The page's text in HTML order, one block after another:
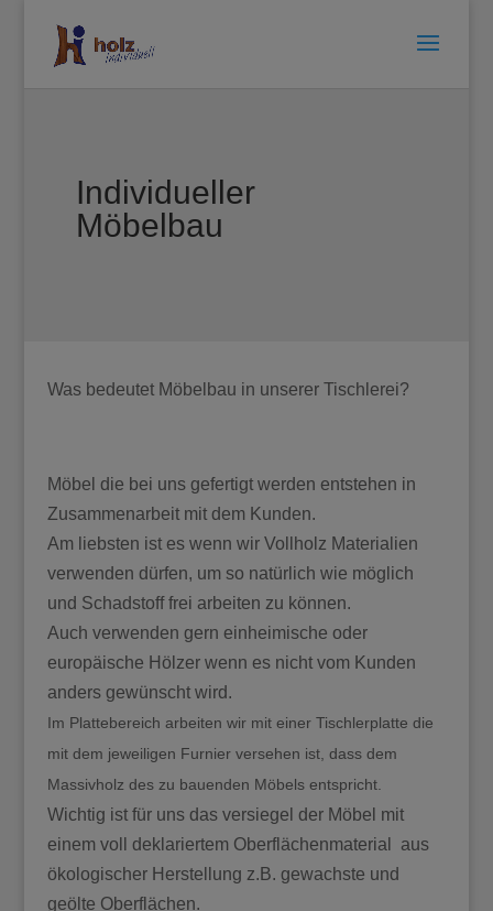
Individueller
Möbelbau
Was bedeutet Möbelbau in unserer Tischlerei?
Möbel die bei uns gefertigt werden entstehen in
Zusammenarbeit mit dem Kunden.
Am liebsten ist es wenn wir Vollholz Materialien
verwenden dürfen, um so natürlich wie möglich
und Schadstoff frei arbeiten zu können.
Auch verwenden gern einheimische oder
europäische Hölzer wenn es nicht vom Kunden
anders gewünscht wird.
Im Plattebereich arbeiten wir mit einer Tischlerplatte die
mit dem jeweiligen Furnier versehen ist, dass dem
Massivholz des zu bauenden Möbels entspricht.
Wichtig ist für uns das versiegel der Möbel mit
einem voll deklariertem Oberflächenmaterial aus
ökologischer Herstellung z.B. gewachste und
geölte Oberflächen.